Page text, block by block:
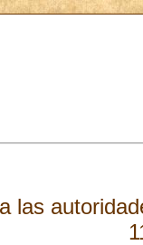
las